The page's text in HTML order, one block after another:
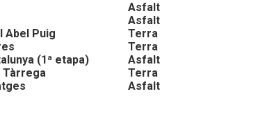
Abel Puig
(1ª etapa)
Tàrrega
Asfalt
Asfalt
Terra
Terra
Asfalt
Terra
Asfalt